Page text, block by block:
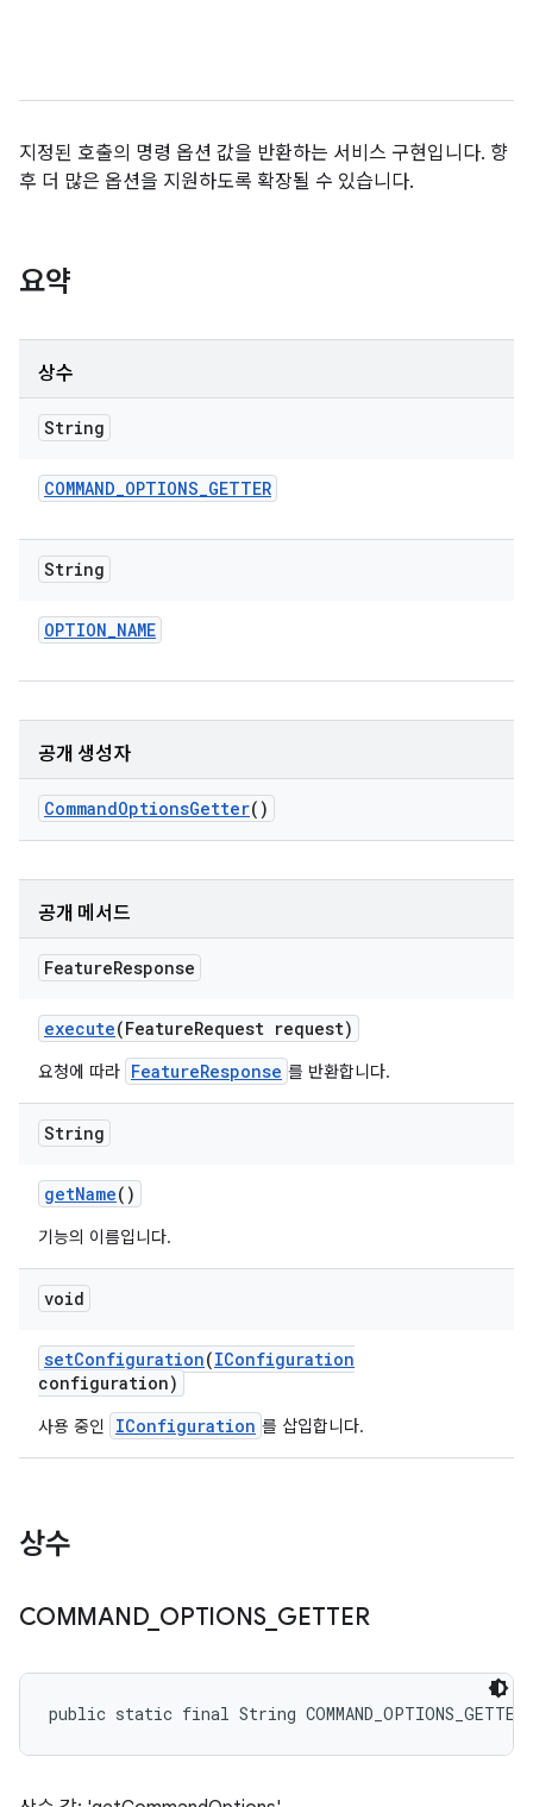
지정된 호출의 명령 옵션 값을 반환하는 서비스 구현입니다. 향
후 더 많은 옵션을 지원하도록 확장될 수 있습니다.
요약
상수
String
COMMAND_OPTIONS_GETTER
String
OPTION_NAME
공개 생성자
CommandOptionsGetter()
공개 메서드
FeatureResponse
execute(FeatureRequest request)
요청에 따라 FeatureResponse 를 반환합니다.
String
getName()
기능의 이름입니다.
void
setConfiguration(IConfiguration
configuration)
사용 중인 IConfiguration 를 삽입합니다.
상수
COMMAND_ OPTIONS_ GETTER
public static final String COMMAND_OPTIONS_GETTER